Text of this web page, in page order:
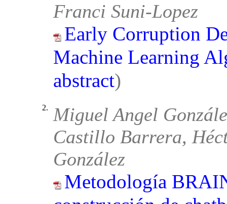
Franci Suni-Lopez
Early Corruption
Machine Learning
abstract)
2.
Miguel Angel
Castillo Barrera,
González
Metodología